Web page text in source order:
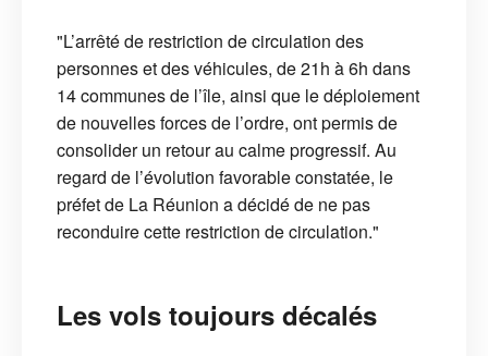
"L’arrêté de restriction de circulation des
personnes et des véhicules, de 21h à 6h dans
14 communes de l’île, ainsi que le déploiement
de nouvelles forces de l’ordre, ont permis de
consolider un retour au calme progressif. Au
regard de l’évolution favorable constatée, le
préfet de La Réunion a décidé de ne pas
reconduire cette restriction de circulation."
Les vols toujours décalés